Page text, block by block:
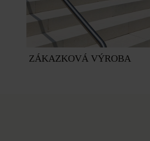
ZÁKAZKOVÁ VÝROBA